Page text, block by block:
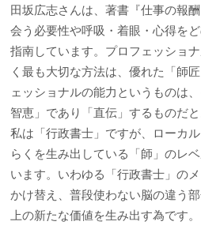
田坂広志さんは、著書『仕事の報
会う必要性や呼吸・着眼・心得を
指南しています。プロフェッショ
く最も大切な方法は、優れた「師
ェッショナルの能力というものは
智恵」であり「直伝」するものだと
私は「行政書士」ですが、ローカ
らくを生み出している「師」のレ
います。いわゆる「行政書士」の
かけ替え、普段使わない脳の違う
上の新たな価値を生み出す為です。